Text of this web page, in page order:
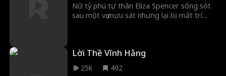
Nữ tỷ phú tự thân Eliza Spencer sống sót
sau một vụ mưu sát nhưng lại bị mất trí
đang giả tàn tật. Khi khôi phục trí nhớ, cô
giấu kín thân phận để giành lại công ty từ
tay người nhà tham lam, đồng thời bảo vệ
Lời Thề Vĩnh Hằng
25k
492